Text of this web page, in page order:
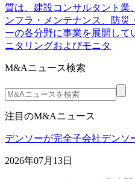
質は、建設コンサルタント業
ンフラ・メンテナンス、防
ーの各分野に事業を展開して
ニタリングおよびモニタ
M&Aニュース検索
注目のM&Aニュース
デンソーが完全子会社デンソ
2026年07月13日